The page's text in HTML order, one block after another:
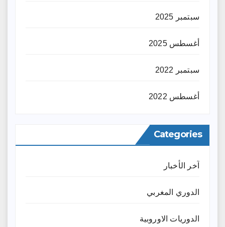
سبتمبر 2025
أغسطس 2025
سبتمبر 2022
أغسطس 2022
Categories
آخر الأخبار
الدوري المغربي
الدوريات الاوروبية